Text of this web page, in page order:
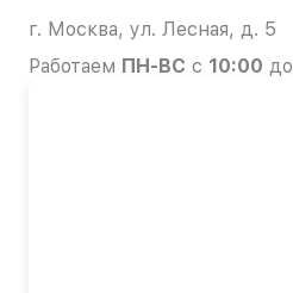
г. Москва, ул. Лесная, д. 5
Работаем ПН-ВС с 10:00 до